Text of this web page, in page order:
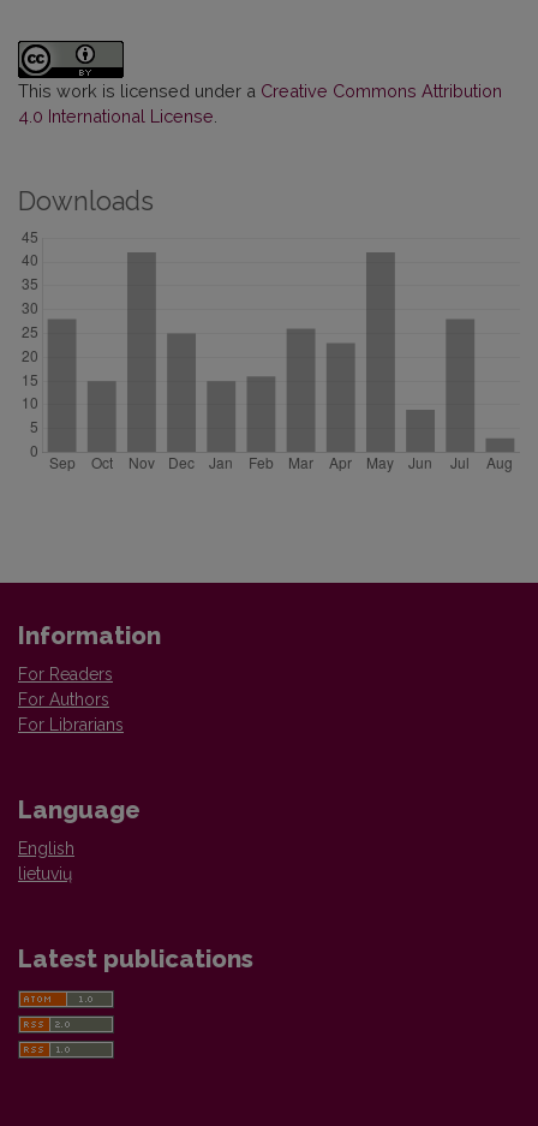
This work is licensed under a Creative Commons Attribution
4.0 International License
Downloads
Information
For Readers
For Authors
For Librarians
Language
English
lietuvių
Latest publications